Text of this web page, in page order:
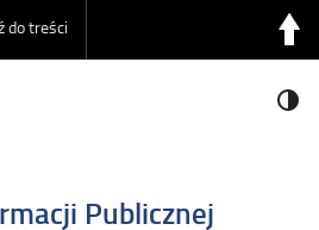
do treści
Publicznej